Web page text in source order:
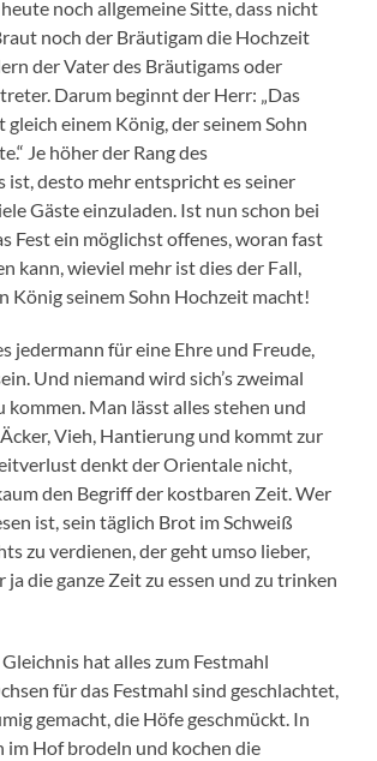
noch allgemeine Sitte, dass nicht
noch der Bräutigam die Hochzeit
der Vater des Bräutigams oder
Darum beginnt der Herr: „Das
einem König, der seinem Sohn
Je höher der Rang des
ist, desto mehr entspricht es seiner
Gäste einzuladen. Ist nun schon bei
Fest ein möglichst offenes, woran fast
kann, wieviel mehr ist dies der Fall,
König seinem Sohn Hochzeit macht!
jedermann für eine Ehre und Freude,
Und niemand wird sich’s zweimal
kommen. Man lässt alles stehen und
Vieh, Hantierung und kommt zur
denkt der Orientale nicht,
den Begriff der kostbaren Zeit. Wer
ist, sein täglich Brot im Schweiß
zu verdienen, der geht umso lieber,
ja die ganze Zeit zu essen und zu trinken
hat alles zum Festmahl
für das Festmahl sind geschlachtet,
gemacht, die Höfe geschmückt. In
im Hof brodeln und kochen die